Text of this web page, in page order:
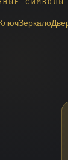
СИМВОЛЫ
Зеркало